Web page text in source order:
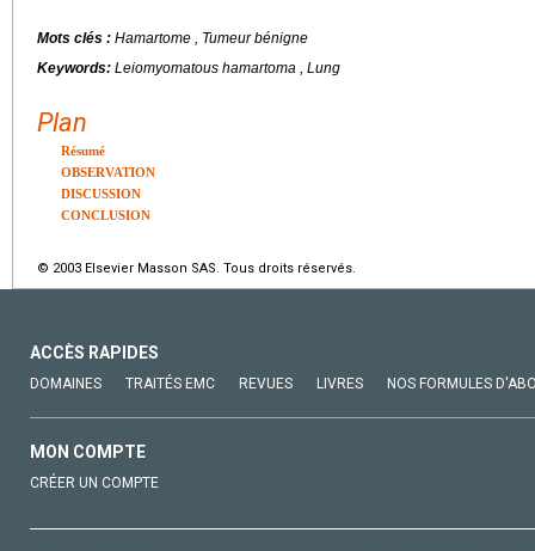
Mots clés : Hamartome , Tumeur bénigne
Keywords: Leiomyomatous hamartoma , Lung
Plan
Résumé
OBSERVATION
DISCUSSION
CONCLUSION
© 2003 Elsevier Masson SAS. Tous droits réservés.
ACCÈS RAPIDES
DOMAINES TRAITÉS EMC REVUES LIVRES NOS FORMULES
MON COMPTE
CRÉER UN COMPTE